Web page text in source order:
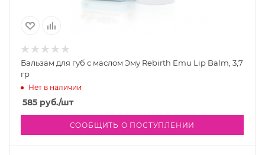
Бальзам для губ с маслом Эму Rebirth Emu Lip Balm, 3,7
гр
Нет в наличии
585 руб./шт
СООБЩИТЬ О ПОСТУПЛЕНИИ